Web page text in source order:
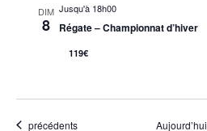
DIM
8
Jusqu'à 18h00
Régate – Championnat d’hiver
119€
Évènements
précédents Aujourd’hui